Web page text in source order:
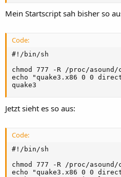
Mein Startscript sah bisher so
Code:
#!/bin/sh
chmod 777 -R /proc/asound/
echo "quake3.x86 0 0
quake3
Jetzt sieht es so aus:
Code:
#!/bin/sh
chmod 777 -R /proc/asound/
echo "quake3.x86 0 0